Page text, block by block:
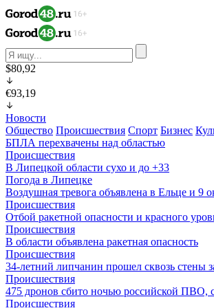
$80,92
€93,19
Новости
Общество Происшествия Спорт Бизнес
БПЛА перехвачены над областью
Происшествия
В Липецкой области сухо и до +33
Погода в Липецке
Воздушная тревога объявлена в Ельце и 9
Происшествия
Отбой ракетной опасности и красного
Происшествия
В области объявлена ракетная опасность
Происшествия
34-летний липчанин прошел сквозь стены
Происшествия
475 дронов сбито ночью российской ПВО,
Происшествия